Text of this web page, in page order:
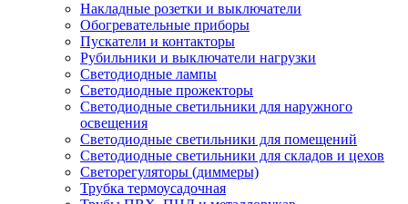
Накладные розетки и выключатели
Обогревательные приборы
Пускатели и контакторы
Рубильники и выключатели нагрузки
Светодиодные лампы
Светодиодные прожекторы
Светодиодные светильники для наружного
освещения
Светодиодные светильники для помещений
Светодиодные светильники для складов и цехов
Светорегуляторы (диммеры)
Трубка термоусадочная